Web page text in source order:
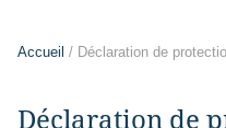
Accueil / Déclaration de
Déclaration de